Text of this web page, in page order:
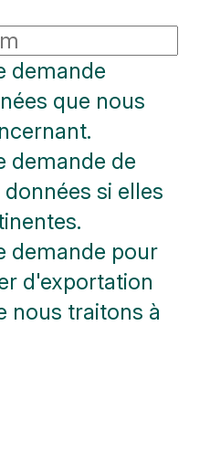
demande
que nous
demande de
si elles
demande pour
d'exportation
nous traitons à